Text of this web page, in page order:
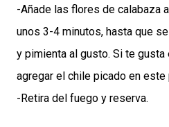
-Añade las flores de calabaza
unos 3-4 minutos, hasta que
y pimienta al gusto. Si te gusta
agregar el chile picado en este
-Retira del fuego y reserva.